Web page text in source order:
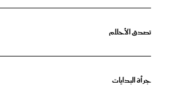
تصدق الأحلام
جرأة البدايات